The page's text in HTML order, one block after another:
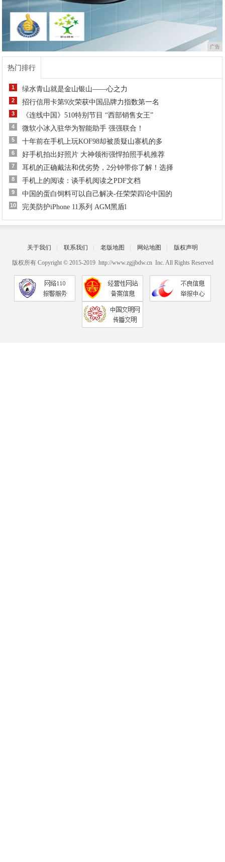
广告
热门排行
1 绿水青山就是金山银山——心之力
2 招行信用卡第9次荣获中国品牌力指数第一名
3 《连线中国》510特别节目 “西部销售女王”
4 微软小冰入驻华为智能助手 强强联合！
5 十年前在手机上玩KOF98却被质疑山寨机的多
6 好手机拍出好照片 大神领衔强悍拍照手机推荐
7 耳机的正确戴法和优劣势，2分钟带你了解！选择
8 手机上的阅读：谈手机阅读之PDF文档
9 中国的蛋白饲料可以自己解决-任荣荣四论中国的
10 完美防护iPhone 11系列 AGM黑盾l
关于我们 联系我们 老版地图 网站地图 版权声明
版权所有 Copyright © 2015-2019 http://www.zgjjbdw.cn Inc. All Rights Reserved